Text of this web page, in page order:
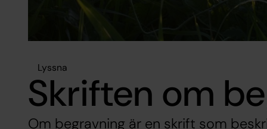
Lyssna
Skriften om
Om begravning är en skrift som